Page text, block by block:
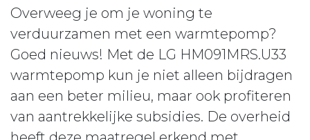
Overweeg je om je woning te
verduurzamen met een warmtepomp?
Goed nieuws! Met de LG HM091MRS.U33
warmtepomp kun je niet alleen bijdragen
aan een beter milieu, maar ook profiteren
van aantrekkelijke subsidies. De overheid